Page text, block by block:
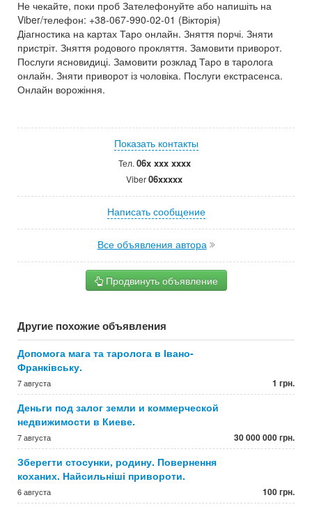
Не чекайте, поки проб Зателефонуйте або напишіть на
Viber/телефон: +38-067-990-02-01 (Вікторія)
Діагностика на картах Таро онлайн. Зняття порчі. Зняти
пристріт. Зняття родового прокляття. Замовити приворот.
Послуги ясновидиці. Замовити розклад Таро в таролога
онлайн. Зняти приворот із чоловіка. Послуги екстрасенса.
Онлайн ворожіння.
Показать контакты
Тел. 06x xxx xxxx
Viber06xxxxx
Написать сообщение
Все объявления автора
Продвинуть объявление
Другие похожие объявления
Допомога мага та таролога в Івано-
Франківську.
7 августа 1 грн.
Деньги под залог земли и коммерческой
недвижимости в Киеве.
7 августа 30 000 000 грн.
Зберегти стосунки, родину. Повернення
коханих. Найсильніші привороти.
6 августа 100 грн.